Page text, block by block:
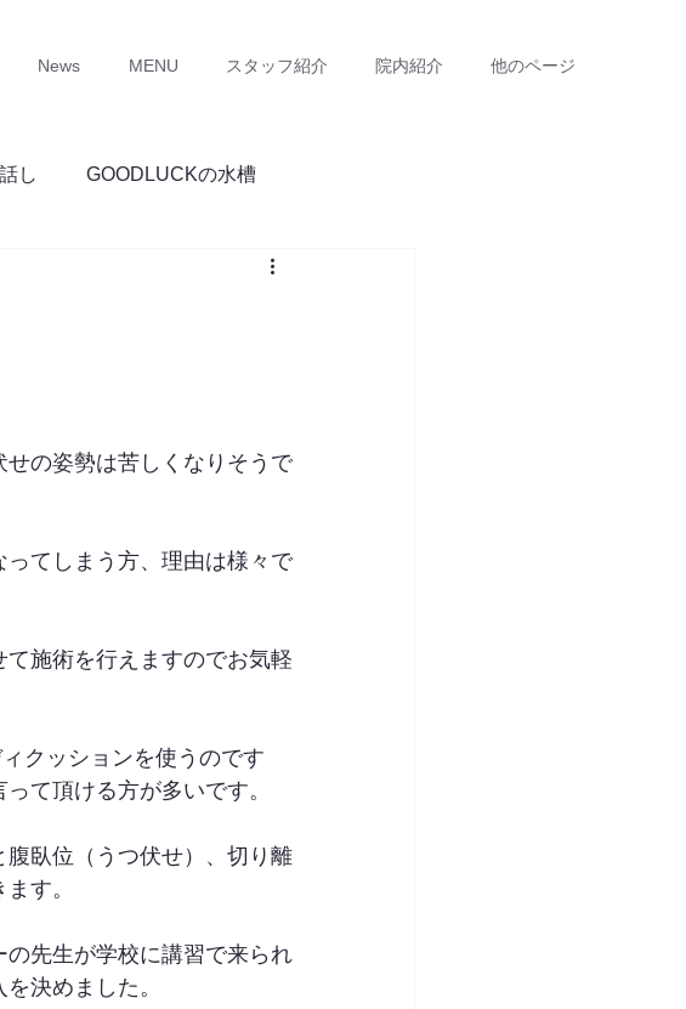
News MENU スタッフ紹介 院内紹介 他のページ
し GOODLUCKの水槽
の姿勢は苦しくなりそうで
てしまう方、理由は様々で
施術を行えますのでお気軽
クッションを使うのです
て頂ける方が多いです。
臥位（うつ伏せ）、切り離
す。
先生が学校に講習で来られ
決めました。